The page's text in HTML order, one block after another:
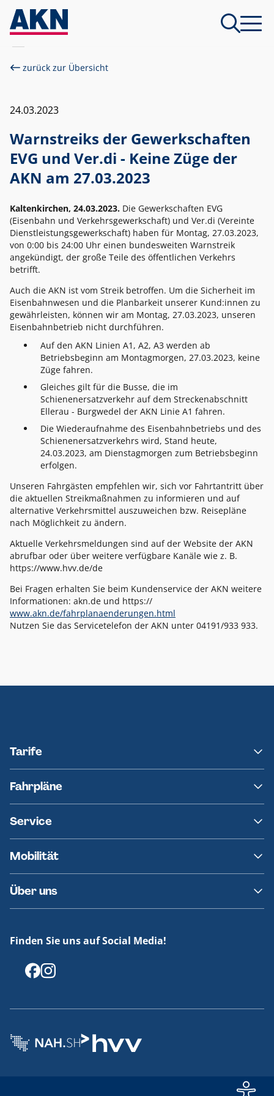
zurück zur Übersicht
24.03.2023
Warnstreiks der Gewerkschaften
EVG und Ver.di - Keine Züge der
AKN am 27.03.2023
Kaltenkirchen, 24.03.2023. Die Gewerkschaften EVG
(Eisenbahn und Verkehrsgewerkschaft) und Ver.di (Vereinte
Dienstleistungsgewerkschaft) haben für Montag, 27.03.2023,
von 0:00 bis 24:00 Uhr einen bundesweiten Warnstreik
angekündigt, der große Teile des öffentlichen Verkehrs
betrifft.
Auch die AKN ist vom Streik betroffen. Um die Sicherheit im
Eisenbahnwesen und die Planbarkeit unserer Kund:innen zu
gewährleisten, können wir am Montag, 27.03.2023, unseren
Eisenbahnbetrieb nicht durchführen.
Auf den AKN Linien A1, A2, A3 werden ab
Betriebsbeginn am Montagmorgen, 27.03.2023, keine
Züge fahren.
Gleiches gilt für die Busse, die im
Schienenersatzverkehr auf dem Streckenabschnitt
Ellerau - Burgwedel der AKN Linie A1 fahren.
Die Wiederaufnahme des Eisenbahnbetriebs und des
Schienenersatzverkehrs wird, Stand heute,
24.03.2023, am Dienstagmorgen zum Betriebsbeginn
erfolgen.
Unseren Fahrgästen empfehlen wir, sich vor Fahrtantritt über
die aktuellen Streikmaßnahmen zu informieren und auf
alternative Verkehrsmittel auszuweichen bzw. Reisepläne
nach Möglichkeit zu ändern.
Aktuelle Verkehrsmeldungen sind auf der Website der AKN
abrufbar oder über weitere verfügbare Kanäle wie z. B.
https://www.hvv.de/de
Bei Fragen erhalten Sie beim Kundenservice der AKN weitere
Informationen: akn.de und https://
www.akn.de/fahrplanaenderungen.html
Nutzen Sie das Servicetelefon der AKN unter 04191/933 933.
Tarife
hvv
Fahrpläne
Ersatzverkehr
AKN News-Service
Service
Fundsachen
Häufige Fragen
Mobilität
Barrierefreies Reisen
Erklärung Barrierefreiheit
Über uns
Offenlegungen
Finden Sie uns auf Social Media!